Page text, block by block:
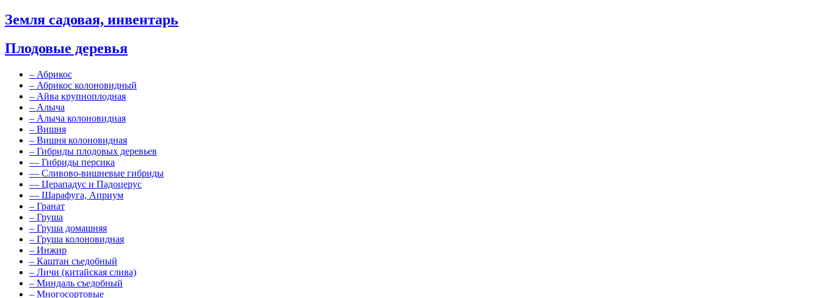
Земля садовая, инвентарь
Плодовые деревья
– Абрикос
– Абрикос колоновидный
– Айва крупноплодная
– Алыча
– Алыча колоновидная
– Вишня
– Вишня колоновидная
– Гибриды плодовых деревьев
–– Гибриды персика
–– Сливово-вишневые гибриды
–– Церападус и Падоцерус
–– Шарафуга, Априум
– Гранат
– Груша
– Груша домашняя
– Груша колоновидная
– Инжир
– Каштан съедобный
– Личи (китайская слива)
– Миндаль съедобный
– Многосортовые